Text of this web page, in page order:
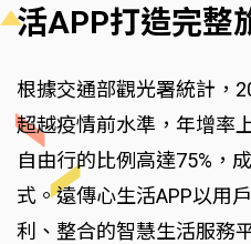
活APP打造完整
根據交通部觀光署統計，
超越疫情前水準，年增率
自由行的比例高達75%，
式。遠傳心生活APP以用
利、整合的智慧生活服務